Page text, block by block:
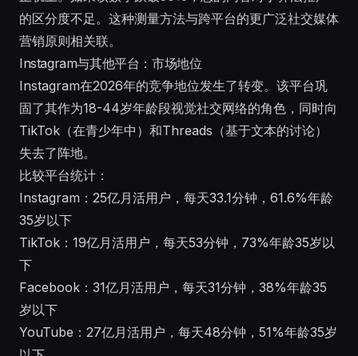
的区分度不足。这种测量方法与跨平台的更广泛社交媒体
营销原则相关联。
Instagram与其他平台：市场地位
Instagram在2026年的竞争地位发生了转变。该平台巩
固了其作为18-44岁年龄段视觉社交网络的角色，同时向
TikTok（在青少年中）和Threads（基于文本的讨论）
失去了阵地。
比较平台统计：
Instagram：25亿月活用户，每天33.1分钟，61.6%年龄
35岁以下
TikTok：19亿月活用户，每天53分钟，73%年龄35岁以
下
Facebook：31亿月活用户，每天31分钟，38%年龄35
岁以下
YouTube：27亿月活用户，每天48分钟，51%年龄35岁